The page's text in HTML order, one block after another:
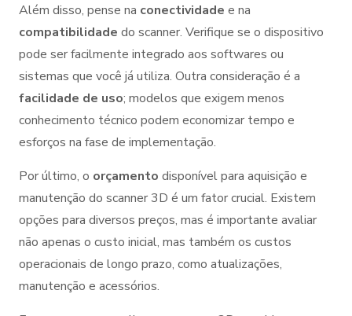
Além disso, pense na conectividade e na
compatibilidade do scanner. Verifique se o dispositivo
pode ser facilmente integrado aos softwares ou
sistemas que você já utiliza. Outra consideração é a
facilidade de uso; modelos que exigem menos
conhecimento técnico podem economizar tempo e
esforços na fase de implementação.
Por último, o orçamento disponível para aquisição e
manutenção do scanner 3D é um fator crucial. Existem
opções para diversos preços, mas é importante avaliar
não apenas o custo inicial, mas também os custos
operacionais de longo prazo, como atualizações,
manutenção e acessórios.